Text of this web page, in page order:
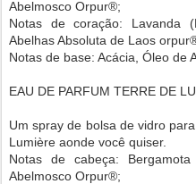
Abelmosco Orpur®;
Notas de coração: Lavanda
Abelhas Absoluta de Laos
Notas de base: Acácia, Óleo de
EAU DE PARFUM TERRE DE
Um spray de bolsa de vidro
Lumière aonde você quiser.
Notas de cabeça:
Abelmosco Orpur®;